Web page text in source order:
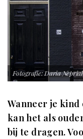
Fotografie: Daria
Wanneer je kind
kan het als
bij te dragen.